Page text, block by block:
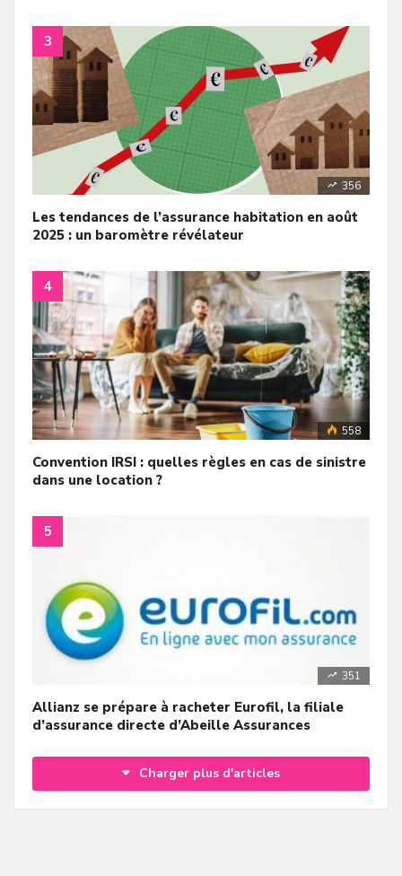
356
Les tendances de l’assurance habitation en août
2025 : un baromètre révélateur
558
Convention IRSI : quelles règles en cas de sinistre
dans une location ?
351
Allianz se prépare à racheter Eurofil, la filiale
d’assurance directe d’Abeille Assurances
Charger plus d'articles